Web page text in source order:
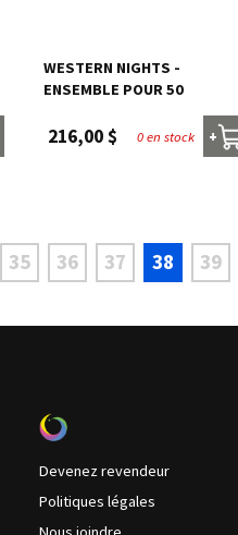
WESTERN NIGHTS -
ENSEMBLE POUR 50
216,00 $ 0 en stock +
35 36 37 38 39
Devenez revendeur
Politiques légales